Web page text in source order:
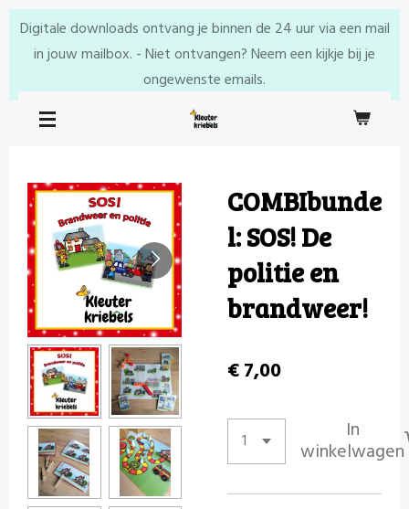
Ga
direct
de
hoofdinhoud
Digitale downloads ontvang je binnen de 24 uur via een mail
in jouw mailbox. - Niet ontvangen? Neem een kijkje bij je
ongewenste emails.
COMBIbunde
l: SOS! De
politie en
brandweer!
€ 7,00
In
winkelwagen